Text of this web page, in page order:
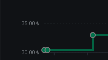
35.00 ₺
30.00 ₺